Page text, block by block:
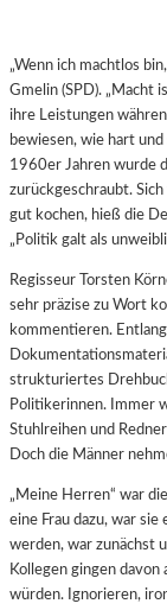
„Wenn ich machtlos
Gmelin (SPD). „Macht
ihre Leistungen
bewiesen, wie hart
1960er Jahren wurde
zurückgeschraubt.
gut kochen, hieß die
„Politik galt als
Regisseur Torsten
sehr präzise zu Wort
kommentieren.
strukturiertes
Politikerinnen. Immer
Stuhlreihen und
Doch die Männer
„Meine Herren“ war
eine Frau dazu, war sie
werden, war zunächst
Kollegen gingen davon
würden. Ignorieren,